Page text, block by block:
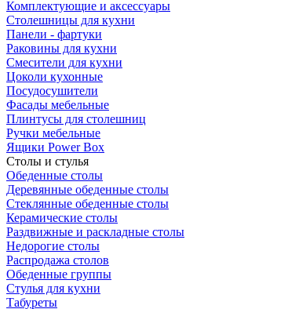
Комплектующие и аксессуары
Столешницы для кухни
Панели - фартуки
Раковины для кухни
Смесители для кухни
Цоколи кухонные
Посудосушители
Фасады мебельные
Плинтусы для столешниц
Ручки мебельные
Ящики Power Box
Столы и стулья
Обеденные столы
Деревянные обеденные столы
Стеклянные обеденные столы
Керамические столы
Раздвижные и раскладные столы
Недорогие столы
Распродажа столов
Обеденные группы
Стулья для кухни
Табуреты